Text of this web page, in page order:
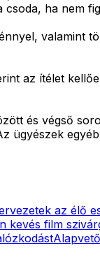
ha nem
valamint
az ítélet
és végső
ügyészek
az élő
kevés film